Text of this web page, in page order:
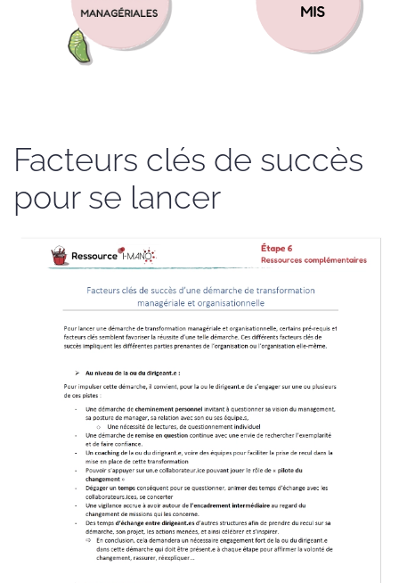
Facteurs clés de succès
pour se lancer